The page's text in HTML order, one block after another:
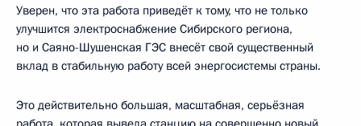
Уверен, что эта работа приведёт к тому, что не только
улучшится электроснабжение Сибирского региона,
но и Саяно-Шушенская ГЭС внесёт свой существенный
вклад в стабильную работу всей энергосистемы страны.
Это действительно большая, масштабная, серьёзная